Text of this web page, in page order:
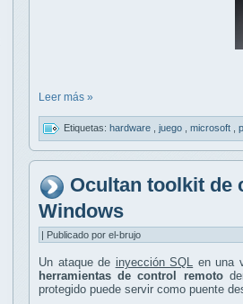
Leer más »
Etiquetas: hardware juego microsoft
Ocultan toolkit de
Windows
| Publicado por el-brujo
Un ataque de inyección SQL en una
herramientas de control remoto
protegido puede servir como puente